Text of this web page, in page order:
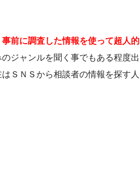
前に調査した情報を使って超人的
ジャンルを聞く事でもある程度出
ＳＮＳから相談者の情報を探す人